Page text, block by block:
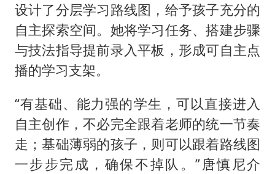
设计了分层学习路线图，给予孩子充分的
自主探索空间。她将学习任务、搭建步骤
与技法指导提前录入平板，形成可自主点
播的学习支架。
“有基础、能力强的学生，可以直接进入
自主创作，不必完全跟着老师的统一节奏
走；基础薄弱的孩子，则可以跟着路线图
一步步完成，确保不掉队。”唐慎尼介